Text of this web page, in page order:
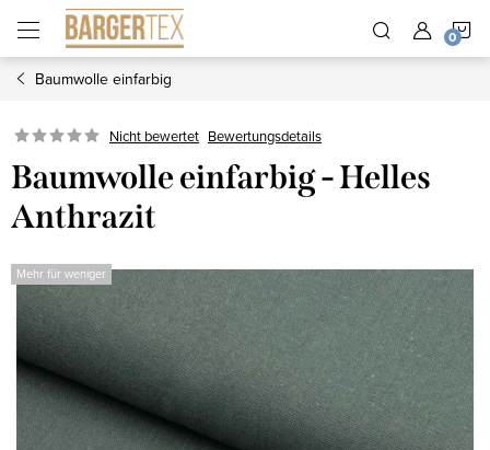
Inhalt
springen
Baumwolle einfarbig
Nicht bewertet Bewertungsdetails
Baumwolle einfarbig - Helles
Anthrazit
Mehr für weniger